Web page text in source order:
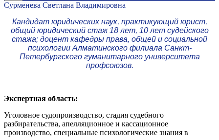
Сурменева Светлана Владимировна
Кандидат юридических наук, практикующий юрист,
общий юридический стаж 18 лет, 10 лет судейского
стажа; доцент кафедры права, общей и социальной
психологии Алматинского филиала Санкт-
Петербургского гуманитарного университета
профсоюзов.
Экспертная область:
Уголовное судопроизводство, стадия судебного
разбирательства, апелляционное и кассационное
производство, специальные психологические знания в